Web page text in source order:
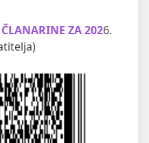
ZA 2026.